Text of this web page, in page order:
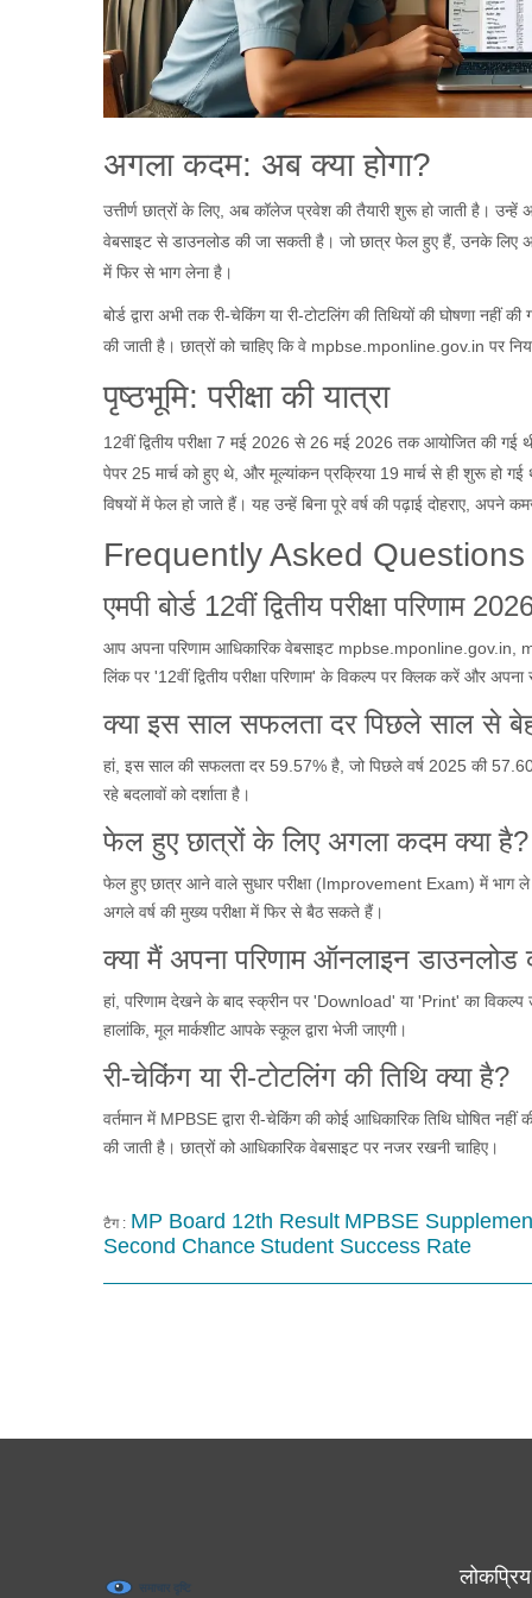
अगला कदम: अब क्या होगा?
उत्तीर्ण छात्रों के लिए, अब कॉलेज प्रवेश की तैयारी शुरू हो जाती है। उन्हें
वेबसाइट से डाउनलोड की जा सकती है। जो छात्र फेल हुए हैं, उनके लिए
में फिर से भाग लेना है।
बोर्ड द्वारा अभी तक री-चेकिंग या री-टोटलिंग की तिथियों की घोषणा
की जाती है। छात्रों को चाहिए कि वे mpbse.mponline.gov.in पर
पृष्ठभूमि: परीक्षा की यात्रा
12वीं द्वितीय परीक्षा 7 मई 2026 से 26 मई 2026 तक आयोजित की गई
पेपर 25 मार्च को हुए थे, और मूल्यांकन प्रक्रिया 19 मार्च से ही शुरू हो गई
विषयों में फेल हो जाते हैं। यह उन्हें बिना पूरे वर्ष की पढ़ाई दोहराए, अपने
Frequently Asked Questions
एमपी बोर्ड 12वीं द्वितीय परीक्षा परिणाम
आप अपना परिणाम आधिकारिक वेबसाइट
लिंक पर '12वीं द्वितीय परीक्षा परिणाम' के विकल्प पर क्लिक करें और
क्या इस साल सफलता दर पिछले साल से
हां, इस साल की सफलता दर 59.57% है, जो पिछले वर्ष 2025 की
रहे बदलावों को दर्शाता है।
फेल हुए छात्रों के लिए अगला कदम क्या है?
फेल हुए छात्र आने वाले सुधार परीक्षा (Improvement Exam) में भाग ले
अगले वर्ष की मुख्य परीक्षा में फिर से बैठ सकते हैं।
क्या मैं अपना परिणाम ऑनलाइन
हां, परिणाम देखने के बाद स्क्रीन पर 'Download' या 'Print' का
हालांकि, मूल मार्कशीट आपके स्कूल द्वारा भेजी जाएगी।
री-चेकिंग या री-टोटलिंग की तिथि क्या है?
वर्तमान में MPBSE द्वारा री-चेकिंग की कोई आधिकारिक तिथि घोषित
की जाती है। छात्रों को आधिकारिक वेबसाइट पर नजर रखनी चाहिए।
टैग : MP Board 12th Result MPBSE
Second Chance Student Success Rate